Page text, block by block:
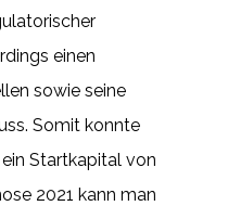
einen
sowie seine
Somit konnte
Startkapital von
2021 kann man